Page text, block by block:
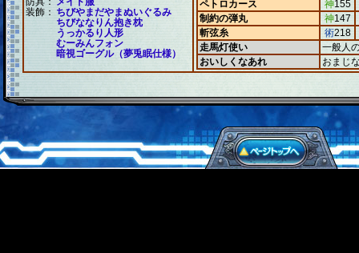
装飾： ちびやまだやまぬいぐるみ
ちびななりん抱き枕
うっかるり人形
むーみんフォン
暗視ゴーグル（夢兎眠仕様）
ペトロカース
神155
制約の弾丸
神147
斬弦糸
術218
走馬灯使い
一般人
おいしくなあれ
おまじ